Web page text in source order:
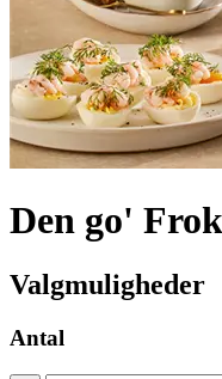
Den go'
Valgmuligheder
Antal